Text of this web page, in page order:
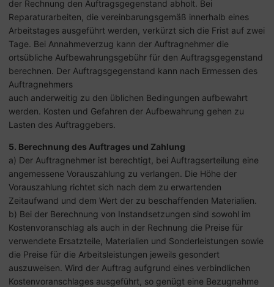
der Rechnung den Auftragsgegenstand abholt. Bei
Reparaturarbeiten, die vereinbarungsgemäß innerhalb eines
Arbeitstages ausgeführt werden, verkürzt sich die Frist auf zwei
Tage. Bei Annahmeverzug kann der Auftragnehmer die
ortsübliche Aufbewahrungsgebühr für den Auftragsgegenstand
berechnen. Der Auftragsgegenstand kann nach Ermessen des
Auftragnehmers
auch anderweitig zu den üblichen Bedingungen aufbewahrt
werden. Kosten und Gefahren der Aufbewahrung gehen zu
Lasten des Auftraggebers.
5. Berechnung des Auftrages und Zahlung
a) Der Auftragnehmer ist berechtigt, bei Auftragserteilung eine
angemessene Vorauszahlung zu verlangen. Die Höhe der
Vorauszahlung richtet sich nach dem zu erwartenden
Zeitaufwand und dem Wert der zu beschaffenden Materialien.
b) Bei der Berechnung von Instandsetzungen sind sowohl im
Kostenvoranschlag als auch in der Rechnung die Preise für
verwendete Ersatzteile, Materialien und Sonderleistungen sowie
die Preise für die Arbeitsleistungen jeweils gesondert
auszuweisen. Wird der Auftrag aufgrund eines verbindlichen
Kostenvoranschlages ausgeführt, so genügt eine Bezugnahme